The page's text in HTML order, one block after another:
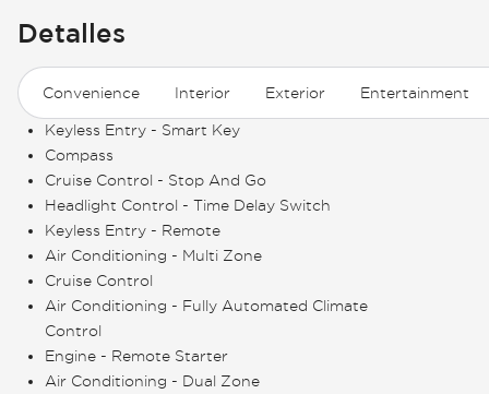
Detalles
Convenience Interior Exterior Entertainment
Keyless Entry - Smart Key
Compass
Cruise Control - Stop And Go
Headlight Control - Time Delay Switch
Keyless Entry - Remote
Air Conditioning - Multi Zone
Cruise Control
Air Conditioning - Fully Automated Climate
Control
Engine - Remote Starter
Air Conditioning - Dual Zone